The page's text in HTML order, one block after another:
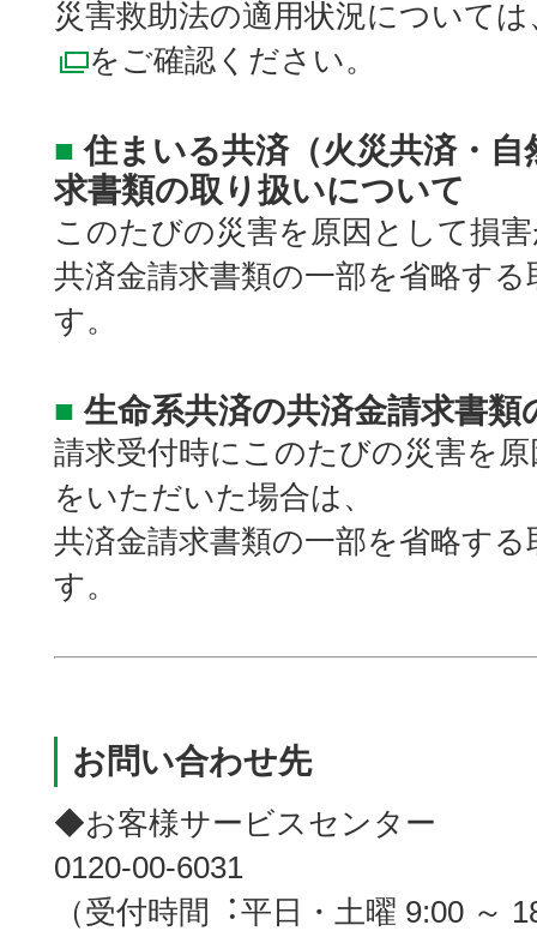
災害救助法の適用状況については
別ウィンドウで開く
をご確認ください。
■ 住まいる共済（火災共済・
求書類の取り扱いについて
このたびの災害を原因として損
共済金請求書類の一部を省略す
す。
■ 生命系共済の共済金請求書
請求受付時にこのたびの災害を
をいただいた場合は、
共済金請求書類の一部を省略す
す。
お問い合わせ先
◆お客様サービスセンター
0120-00-6031
（受付時間︓平日・土曜 9:00 ～